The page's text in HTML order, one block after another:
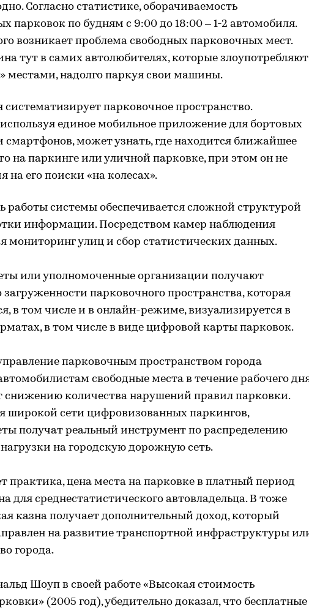
Согласно статистике, оборачиваемость
парковок по будням с 9:00 до 18:00 – 1-2 автомобиля.
возникает проблема свободных парковочных мест.
тут в самих автолюбителях, которые злоупотребляют
местами, надолго паркуя свои машины.
парковочное пространство.
единое мобильное приложение для бортовых
смартфонов, может узнать, где находится ближайшее
на паркинге или уличной парковке, при этом он не
на его поиски «на колесах».
работы системы обеспечивается сложной структурой
информации. Посредством камер наблюдения
мониторинг улиц и сбор статистических данных.
или уполномоченные организации получают
парковочного пространства, которая
в том числе и в онлайн-режиме, визуализируется в
в том числе в виде цифровой карты парковок.
парковочным пространством города
свободные места в течение рабочего
снижению количества нарушений правил парковки.
широкой сети цифровизованных паркингов,
получат реальный инструмент по распределению
на городскую дорожную сеть.
практика, цена места на парковке в платный период
для среднестатистического автовладельца. В тоже
казна получает дополнительный доход, который
на развитие транспортной инфраструктуры
города.
Шоуп в своей работе «Высокая стоимость
(2005 год), убедительно доказал, что бесплатные